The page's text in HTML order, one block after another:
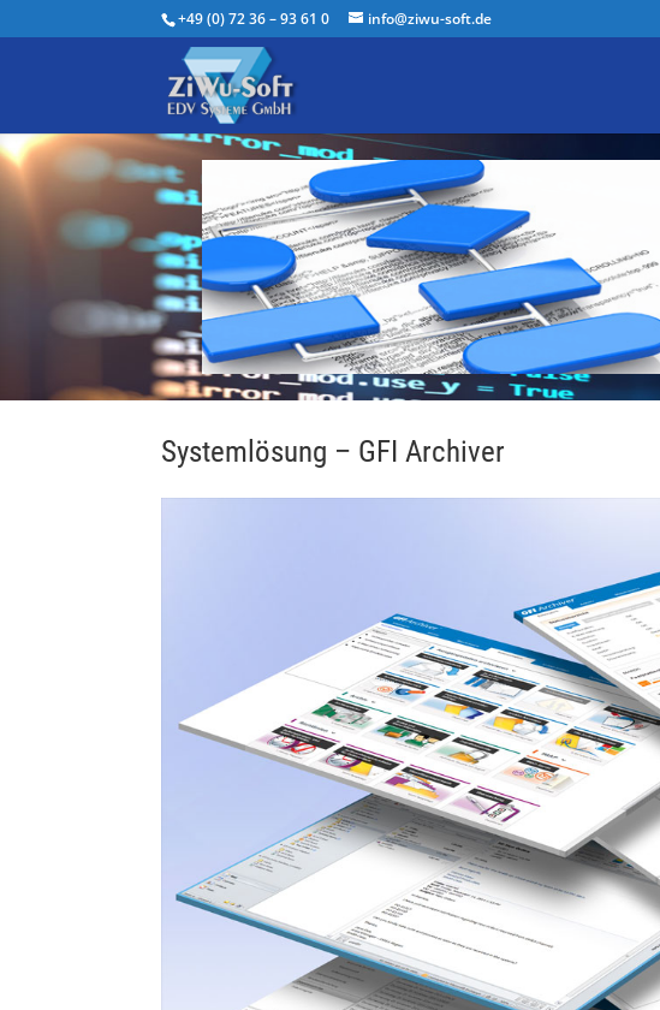
+49 (0) 72 36 – 93 61 0 info@ziwu-soft.de
Systemlösung – GFI Archiver